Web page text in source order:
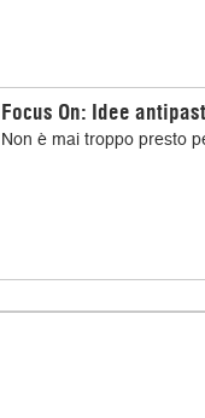
Focus On: Idee
Non è mai troppo presto